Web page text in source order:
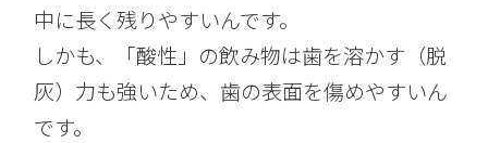
中に長く残りやすいんです。
しかも、「酸性」の飲み物は歯を溶かす（脱
灰）力も強いため、歯の表面を傷めやすいん
です。